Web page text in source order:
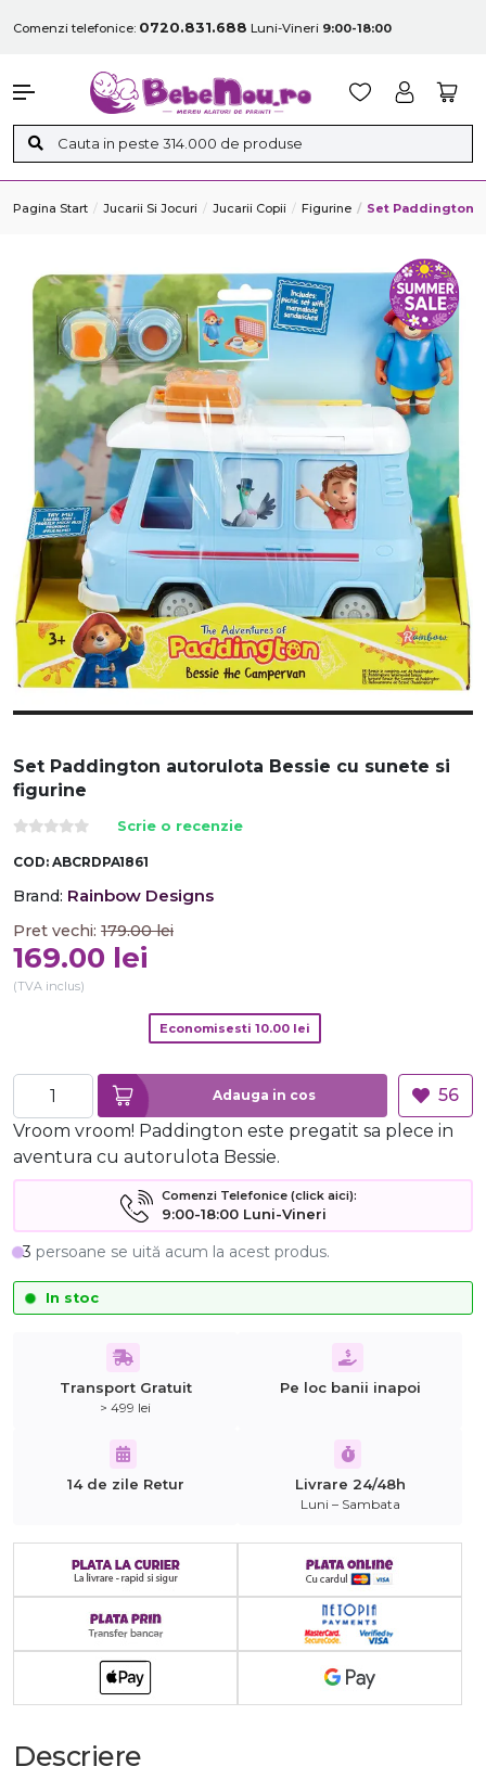
Comenzi telefonice: 0720.831.688 Luni-Vineri 9:00-18:00
Pagina Start Jucarii Si Jocuri Jucarii Copii Figurine Set Paddington
Set Paddington autorulota Bessie cu sunete si
figurine
Scrie o recenzie
COD: ABCRDPA1861
Brand: Rainbow Designs
Pret vechi: 179.00 lei
169.00 lei
(TVA inclus)
Economisesti 10.00 lei
Adauga in cos
56
Vroom vroom! Paddington este pregatit sa plece in
aventura cu autorulota Bessie.
Comenzi Telefonice (click aici):
9:00-18:00 Luni-Vineri
3 persoane se uită acum la acest produs.
In stoc
Transport Gratuit
> 499 lei
Pe loc banii inapoi
14 de zile Retur Livrare 24/48h
Luni – Sambata
Descriere